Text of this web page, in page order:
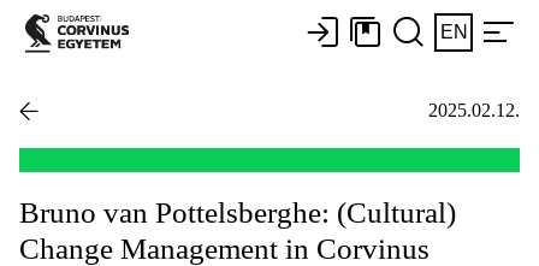
EN
2025.02.12.
Bruno van Pottelsberghe: (Cultural)
Change Management in Corvinus